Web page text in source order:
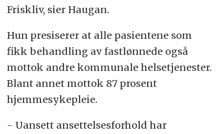
Friskliv, sier Haugan.
Hun presiserer at alle pasientene som
fikk behandling av fastlønnede også
mottok andre kommunale helsetjenester.
Blant annet mottok 87 prosent
hjemmesykepleie.
- Uansett ansettelsesforhold har